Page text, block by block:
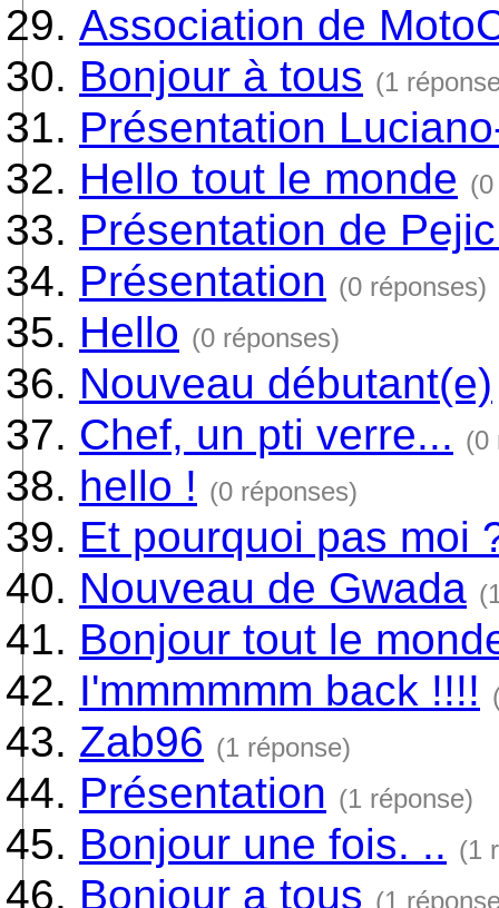
Association de
Bonjour à tous (1
Présentation
Hello tout le monde
Présentation de
Présentation (0 réponses)
Hello (0 réponses)
Nouveau débutant(e)
Chef, un pti verre... (0
hello ! (0 réponses)
Et pourquoi pas moi
Nouveau de Gwada
Bonjour tout le
I'mmmmmm back !!!!
Zab96 (1 réponse)
Présentation (1 réponse)
Bonjour une fois. .. (1
Bonjour a tous (1